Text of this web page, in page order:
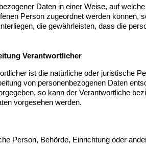
Daten in einer Weise, auf
Person zugeordnet werden
die gewährleisten, dass die
Verantwortlicher
ist die natürliche oder juristische
von personenbezogenen Daten
so kann der Verantwortliche
vorgesehen werden.
Person, Behörde, Einrichtung oder